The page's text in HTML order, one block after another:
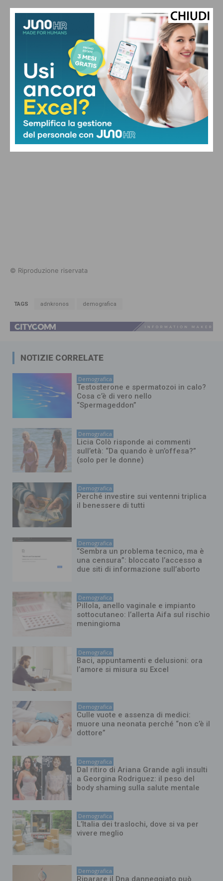
content.lab@adnkronos.com (Redazione)
© Riproduzione riservata
TAGS adnkronos demografica
NOTIZIE CORRELATE
Demografica
Testosterone e spermatozoi in calo?
Cosa c’è di vero nello
“Spermageddon”
Demografica
Licia Colò risponde ai commenti
sull’età: “Da quando è un’offesa?”
(solo per le donne)
Demografica
Perché investire sui ventenni triplica
il benessere di tutti
Demografica
“Sembra un problema tecnico, ma è
una censura”: bloccato l’accesso a
due siti di informazione sull’aborto
Demografica
Pillola, anello vaginale e impianto
sottocutaneo: l’allerta Aifa sul rischio
meningioma
Demografica
Baci, appuntamenti e delusioni: ora
l’amore si misura su Excel
Demografica
Culle vuote e assenza di medici:
muore una neonata perché “non c’è il
dottore”
Demografica
Dal ritiro di Ariana Grande agli insulti
a Georgina Rodriguez: il peso del
body shaming sulla salute mentale
Demografica
L’Italia dei traslochi, dove si va per
vivere meglio
Demografica
Riparare il Dna danneggiato può